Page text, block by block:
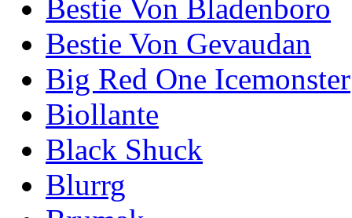
Bestie Von Bladenboro
Bestie Von Gevaudan
Big Red One Icemonster
Biollante
Black Shuck
Blurrg